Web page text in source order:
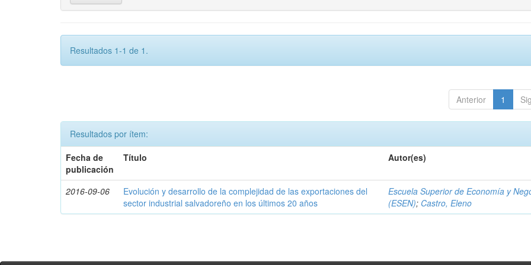
Resultados 1-1 de 1.
Anterior 1
Resultados por ítem:
Fecha de
publicación
Título Autor(es)
2016-09-06
Evolución y desarrollo de la complejidad de las exportaciones del
sector industrial salvadoreño en los últimos 20 años
Escuela Superior de Economía y
(ESEN); Castro, Eleno